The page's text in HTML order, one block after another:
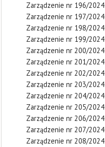
Zarządzenie nr 196/2024
Zarządzenie nr 197/2024
Zarządzenie nr 198/2024
Zarządzenie nr 199/2024
Zarządzenie nr 200/2024
Zarządzenie nr 201/2024
Zarządzenie nr 202/2024
Zarządzenie nr 203/2024
Zarządzenie nr 204/2024
Zarządzenie nr 205/2024
Zarządzenie nr 206/2024
Zarządzenie nr 207/2024
Zarządzenie nr 208/2024